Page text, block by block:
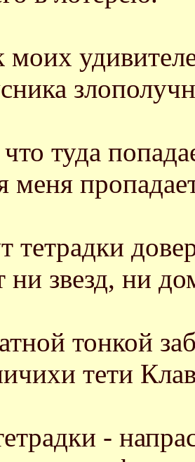
моих
туда
меня
тетрадки
ни звезд, ни
тонкой
тети
-